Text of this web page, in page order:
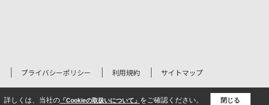
プライバシーポリシー 利用規約 サイトマップ
詳しくは、当社の「Cookieの取扱いについて」 をご確認ください。 閉じる